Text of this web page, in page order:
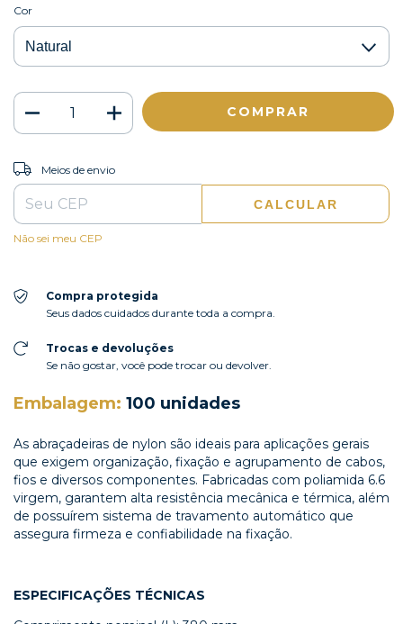
Cor
Entregas para o CEP:
Meios de envio
CALCULAR
Não sei meu CEP
Compra protegida
Seus dados cuidados durante toda a compra.
Trocas e devoluções
Se não gostar, você pode trocar ou devolver.
Embalagem: 100 unidades
As abraçadeiras de nylon são ideais para aplicações gerais
que exigem organização, fixação e agrupamento de cabos,
fios e diversos componentes. Fabricadas com poliamida 6.6
virgem, garantem alta resistência mecânica e térmica, além
de possuírem sistema de travamento automático que
assegura firmeza e confiabilidade na fixação.
ESPECIFICAÇÕES TÉCNICAS